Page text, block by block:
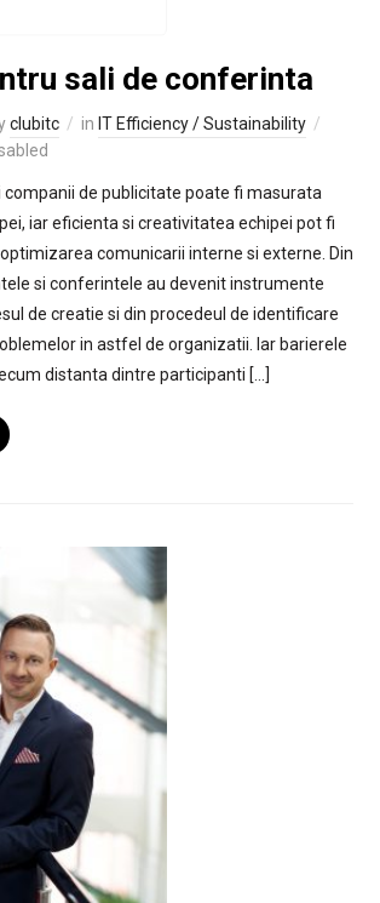
sali de conferinta
clubitc in IT Efficiency / Sustainability
de publicitate poate fi masurata
iar eficienta si creativitatea echipei pot fi
comunicarii interne si externe. Din
si conferintele au devenit instrumente
de creatie si din procedeul de identificare
in astfel de organizatii. Iar barierele
distanta dintre participanti […]